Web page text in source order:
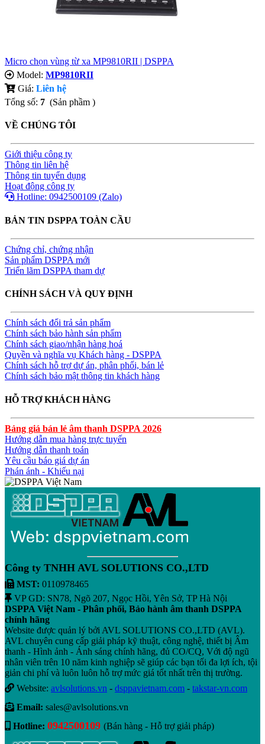
Micro chọn vùng từ xa MP9810RII | DSPPA
Model: MP9810RII
Giá: Liên hệ
Tổng số: 7 (Sản phầm )
VỀ CHÚNG TÔI
Giới thiệu công ty
Thông tin liên hệ
Thông tin tuyển dụng
Hoạt động công ty
Hotline: 0942500109 (Zalo)
BẢN TIN DSPPA TOÀN CẦU
Chứng chỉ, chứng nhận
Sản phẩm DSPPA mới
Triển lãm DSPPA tham dự
CHÍNH SÁCH VÀ QUY ĐỊNH
Chính sách đổi trả sản phẩm
Chính sách bảo hành sản phẩm
Chính sách giao/nhận hàng hoá
Quyền và nghĩa vụ Khách hàng - DSPPA
Chính sách hỗ trợ dự án, phân phối, bán lẻ
Chính sách bảo mật thông tin khách hàng
HỖ TRỢ KHÁCH HÀNG
Bảng giá bán lẻ âm thanh DSPPA 2026
Hướng dẫn mua hàng trực tuyến
Hướng dẫn thanh toán
Yêu cầu báo giá dự án
Phán ánh - Khiếu nại
Công ty TNHH AVL SOLUTIONS CO.,LTD
MST: 0110978465
VP GD: SN78, Ngõ 207, Ngọc Hồi, Yên Sở, TP Hà Nội
DSPPA Việt Nam - Phân phối, Bảo hành âm thanh DSPPA
chính hãng
Website được quản lý bởi AVL SOLUTIONS CO.,LTD (AVL).
AVL chuyên cung cấp giải pháp kỹ thuật, công nghệ, thiết bị Âm
thanh - Hình ảnh - Ánh sáng chính hãng, đủ CO/CQ, Với độ ngũ
nhân viên trên 10 năm kinh nghiệp sẽ giúp các bạn tối đa lợi ích, tội
giản chi phí và luôn luôn hỗ trợ mức giá tốt nhất trên thị trường.
Website: avlsolutions.vn - dsppavietnam.com - takstar-vn.com
Email: sales@avlsolutions.vn
Hotline: 0942500109 (Bán hàng - Hỗ trợ giải pháp)